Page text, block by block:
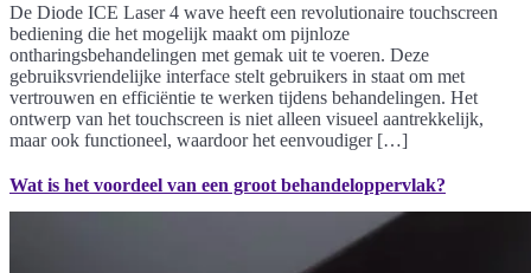
De Diode ICE Laser 4 wave heeft een revolutionaire touchscreen
bediening die het mogelijk maakt om pijnloze
ontharingsbehandelingen met gemak uit te voeren. Deze
gebruiksvriendelijke interface stelt gebruikers in staat om met
vertrouwen en efficiëntie te werken tijdens behandelingen. Het
ontwerp van het touchscreen is niet alleen visueel aantrekkelijk,
maar ook functioneel, waardoor het eenvoudiger […]
Wat is het voordeel van een groot behandeloppervlak?